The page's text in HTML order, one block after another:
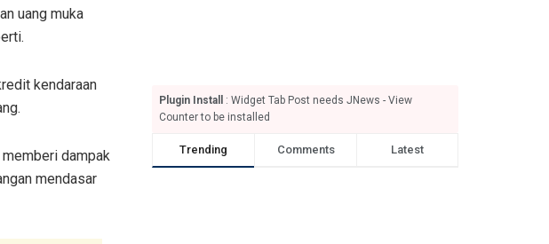
uang muka
kendaraan
dampak
mendasar
Plugin Install
: Widget Tab Post needs JNews - View
Counter to be installed
Trending Comments Latest